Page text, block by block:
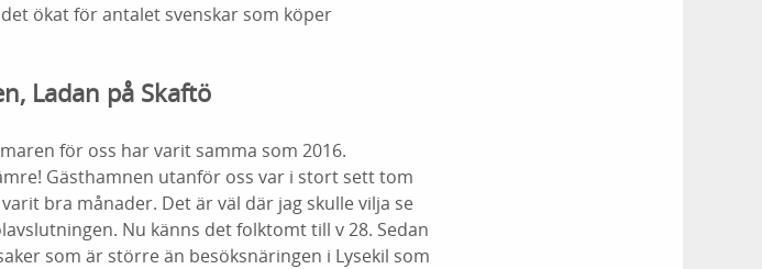
ökat för antalet svenskar som köper
Ladan på Skaftö
för oss har varit samma som 2016.
Gästhamnen utanför oss var i stort sett tom
bra månader. Det är väl där jag skulle vilja se
Nu känns det folktomt till v 28. Sedan
som är större än besöksnäringen i Lysekil som